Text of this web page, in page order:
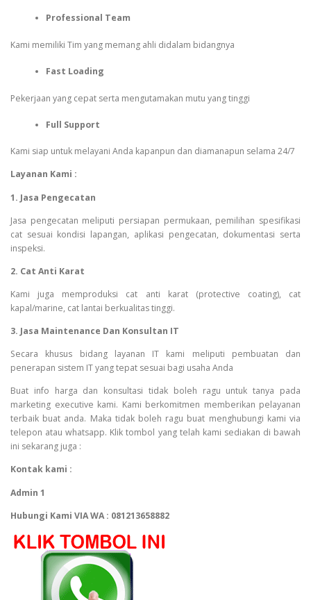
Professional Team
Kami memiliki Tim yang memang ahli didalam bidangnya
Fast Loading
Pekerjaan yang cepat serta mengutamakan mutu yang tinggi
Full Support
Kami siap untuk melayani Anda kapanpun dan diamanapun selama 24/7
Layanan Kami :
1. Jasa Pengecatan
Jasa pengecatan meliputi persiapan permukaan, pemilihan spesifikasi
cat sesuai kondisi lapangan, aplikasi pengecatan, dokumentasi serta
inspeksi.
2. Cat Anti Karat
Kami juga memproduksi cat anti karat (protective coating), cat
kapal/marine, cat lantai berkualitas tinggi.
3. Jasa Maintenance Dan Konsultan IT
Secara khusus bidang layanan IT kami meliputi pembuatan dan
penerapan sistem IT yang tepat sesuai bagi usaha Anda
Buat info harga dan konsultasi tidak boleh ragu untuk tanya pada
marketing executive kami. Kami berkomitmen memberikan pelayanan
terbaik buat anda. Maka tidak boleh ragu buat menghubungi kami via
telepon atau whatsapp. Klik tombol yang telah kami sediakan di bawah
ini sekarang juga :
Kontak kami :
Admin 1
Hubungi Kami VIA WA : 081213658882